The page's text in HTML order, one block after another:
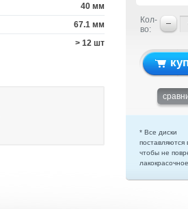
Кол-
во:
* Все диски
поставляются
чтобы не
40 мм
67.1 мм
> 12 шт